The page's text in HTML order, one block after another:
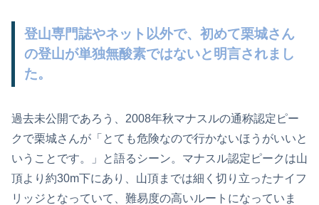
登山専門誌やネット以外で、初めて栗城さん
の登山が単独無酸素ではないと明言されまし
た。
過去未公開であろう、2008年秋マナスルの通称認定ピー
クで栗城さんが「とても危険なので行かないほうがいいと
いうことです。」と語るシーン。マナスル認定ピークは山
頂より約30m下にあり、山頂までは細く切り立ったナイフ
リッジとなっていて、難易度の高いルートになっていま